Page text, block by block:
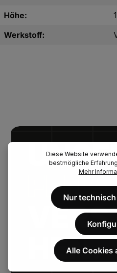
Höhe:
Werkstoff:
HEN.
Diese Website
bestmögliche
Mehr
Nur
Alle Cookies